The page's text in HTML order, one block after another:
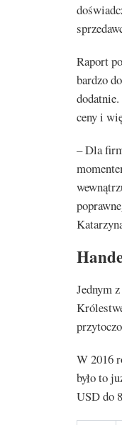
Raport
bardzo
ceny i
– Dla
Jednym
W 2016
było to
USD do